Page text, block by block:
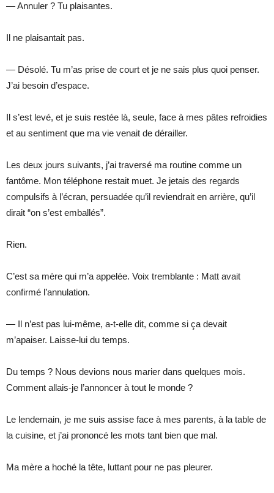
— Annuler ? Tu plaisantes.
Il ne plaisantait pas.
— Désolé. Tu m’as prise de court et je ne sais plus quoi penser.
J’ai besoin d’espace.
Il s’est levé, et je suis restée là, seule, face à mes pâtes refroidies
et au sentiment que ma vie venait de dérailler.
Les deux jours suivants, j’ai traversé ma routine comme un
fantôme. Mon téléphone restait muet. Je jetais des regards
compulsifs à l’écran, persuadée qu’il reviendrait en arrière, qu’il
dirait “on s’est emballés”.
Rien.
C’est sa mère qui m’a appelée. Voix tremblante : Matt avait
confirmé l’annulation.
— Il n’est pas lui-même, a-t-elle dit, comme si ça devait
m’apaiser. Laisse-lui du temps.
Du temps ? Nous devions nous marier dans quelques mois.
Comment allais-je l’annoncer à tout le monde ?
Le lendemain, je me suis assise face à mes parents, à la table de
la cuisine, et j’ai prononcé les mots tant bien que mal.
Ma mère a hoché la tête, luttant pour ne pas pleurer.